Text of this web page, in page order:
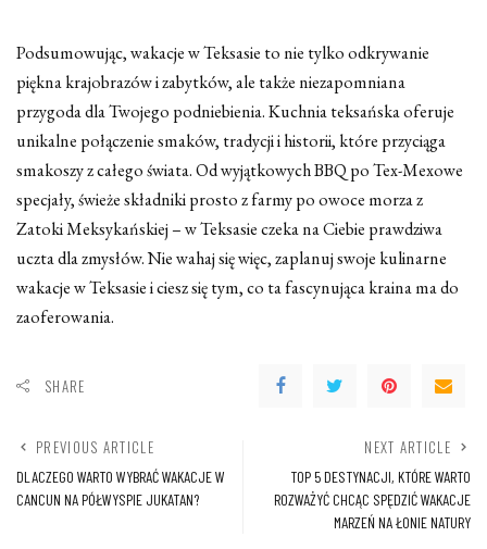
Podsumowując, wakacje w Teksasie to nie tylko odkrywanie
piękna krajobrazów i zabytków, ale także niezapomniana
przygoda dla Twojego podniebienia. Kuchnia teksańska oferuje
unikalne połączenie smaków, tradycji i historii, które przyciąga
smakoszy z całego świata. Od wyjątkowych BBQ po Tex-Mexowe
specjały, świeże składniki prosto z farmy po owoce morza z
Zatoki Meksykańskiej – w Teksasie czeka na Ciebie prawdziwa
uczta dla zmysłów. Nie wahaj się więc, zaplanuj swoje kulinarne
wakacje w Teksasie i ciesz się tym, co ta fascynująca kraina ma do
zaoferowania.
SHARE
PREVIOUS ARTICLE
DLACZEGO WARTO WYBRAĆ WAKACJE W
CANCUN NA PÓŁWYSPIE JUKATAN?
NEXT ARTICLE
TOP 5 DESTYNACJI, KTÓRE WARTO
ROZWAŻYĆ CHCĄC SPĘDZIĆ WAKACJE
MARZEŃ NA ŁONIE NATURY